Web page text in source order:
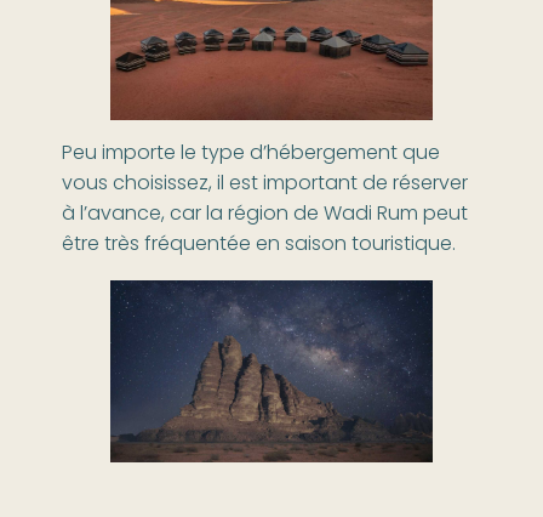
Peu importe le type d’hébergement que
vous choisissez, il est important de réserver
à l’avance, car la région de Wadi Rum peut
être très fréquentée en saison touristique.